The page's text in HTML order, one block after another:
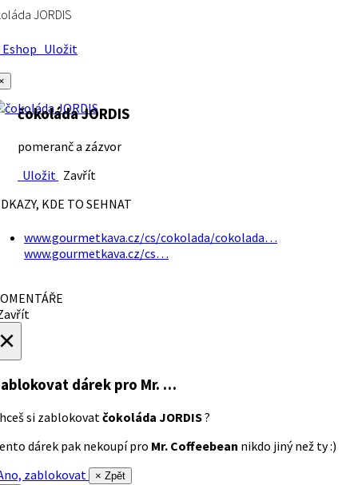
JORDIS
Uložit
čokoláda JORDIS
pomeranč a zázvor
Uložit Zavřít
KDE TO SEHNAT
www.gourmetkava.cz/cs/cokolada/cokolada…
www.gourmetkava.cz/cs…
dárek pro Mr. …
si zablokovat čokoláda JORDIS?
dárek pak nekoupí pro Mr. Coffeebean nikdo jiný než ty :)
zablokovat
× Zpět